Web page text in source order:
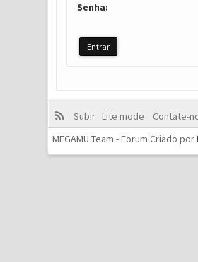
Senha:
Subir Lite mode
Contate-
MEGAMU Team - Forum Criado por